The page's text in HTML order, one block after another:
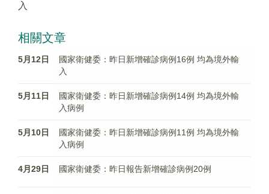
入
相關文章
5月12日
國家衛健委：昨日新增確診病例16例 均為境外輸
入
5月11日
國家衛健委：昨日新增確診病例14例 均為境外輸
入病例
5月10日
國家衛健委：昨日新增確診病例11例 均為境外輸
入病例
4月29日 國家衛健委：昨日報告新增確診病例20例